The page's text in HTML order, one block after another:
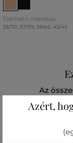
Elérhető méretek:
35/37, 37/39, 39/42, 42/45
Az
Azért,